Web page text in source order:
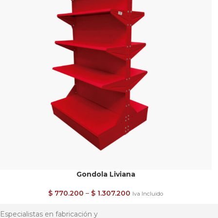
Gondola Liviana
$ 770.200 – $ 1.307.200 Iva Incluido
Especialistas en fabricación y